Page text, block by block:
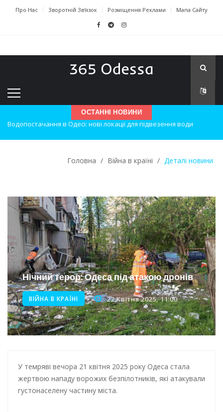
Про Нас Зворотній Зв'язок Розміщення Реклами Мапа Сайту
ОСТАННІ НОВИНИ
Нічна атака на Одесу: наслідки вибухів
Новини з Зимової школи інсульту в Швейцарії
Інтеграція ветеранів в українське суспільство
Нічна атака на Одесу: наслідки обстрілу
Енергетична підтримка для Одеси
Водопостачання в Одесі: нові локації для підвезення води
Головна / Війна в країні / Деталі новини
Нічний терор: Одеса під атакою дронів
ВІЙНА В КРАЇНІ 22 Квітня 2025, 11:00
У темряві вечора 21 квітня 2025 року Одеса стала
жертвою нападу ворожих безпілотників, які атакували
густонаселену частину міста.